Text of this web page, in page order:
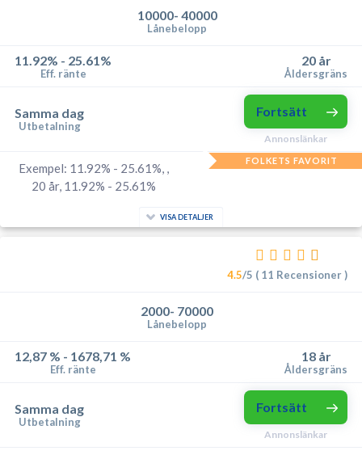
10000- 40000
Lånebelopp
11.92% - 25.61%
Eff. ränte
20 år
Åldersgräns
Samma dag
Utbetalning
Fortsätt
Annonslänkar
FOLKETS FAVORIT
Exempel: 11.92% - 25.61%, ,
20 år, 11.92% - 25.61%
VISA DETALJER
4.5/5 ( 11 Recensioner )
2000- 70000
Lånebelopp
12,87 % - 1678,71 %
Eff. ränte
18 år
Åldersgräns
Samma dag
Utbetalning
Fortsätt
Annonslänkar